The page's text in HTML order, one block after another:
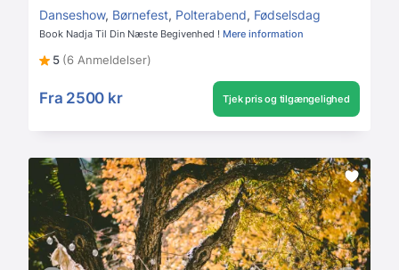
Danseshow, Børnefest, Polterabend, Fødselsdag
Book Nadja Til Din Næste Begivenhed ! Mere information
5 (6 Anmeldelser)
Fra 2500 kr Tjek pris og tilgængelighed